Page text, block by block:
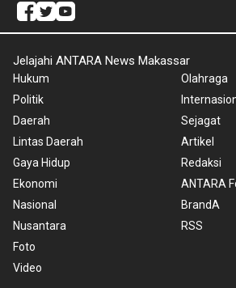
Jelajahi ANTARA News Makassar
Hukum
Politik
Daerah
Lintas Daerah
Gaya Hidup
Ekonomi
Nasional
Nusantara
Foto
Video
Olahraga
Sejagat
Artikel
Redaksi
ANTARA
BrandA
RSS